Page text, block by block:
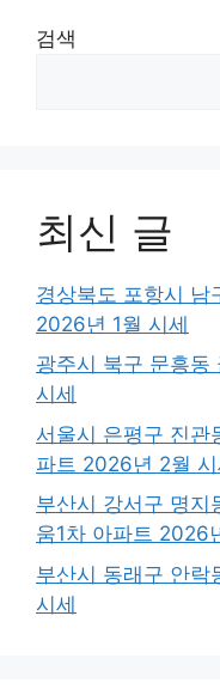
검색
최신 글
경상북도 포항시 남
2026년 1월 시세
광주시 북구 문흥동
시세
서울시 은평구 진관
파트 2026년 2월 시
부산시 강서구 명지
움1차 아파트 2026
부산시 동래구 안
시세